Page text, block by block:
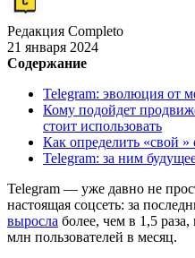
Редакция Completo
21 января 2024
Содержание
Telegram: эволюция от
Кому подойдет
стоит использовать
Как определить «свой
Telegram: за ним
Telegram — уже давно не
настоящая соцсеть: за
выросла более, чем в 1,5 раза,
млн пользователей в месяц.